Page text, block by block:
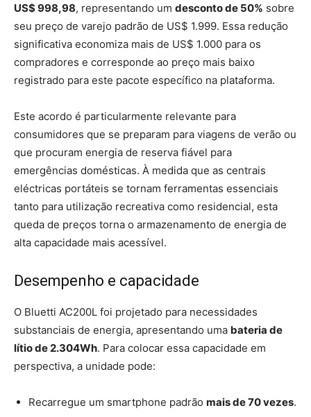
US$ 998,98, representando um desconto de 50% sobre
seu preço de varejo padrão de US$ 1.999. Essa redução
significativa economiza mais de US$ 1.000 para os
compradores e corresponde ao preço mais baixo
registrado para este pacote específico na plataforma.
Este acordo é particularmente relevante para
consumidores que se preparam para viagens de verão ou
que procuram energia de reserva fiável para
emergências domésticas. À medida que as centrais
eléctricas portáteis se tornam ferramentas essenciais
tanto para utilização recreativa como residencial, esta
queda de preços torna o armazenamento de energia de
alta capacidade mais acessível.
Desempenho e capacidade
O Bluetti AC200L foi projetado para necessidades
substanciais de energia, apresentando uma bateria de
lítio de 2.304Wh. Para colocar essa capacidade em
perspectiva, a unidade pode:
Recarregue um smartphone padrão mais de 70 vezes.